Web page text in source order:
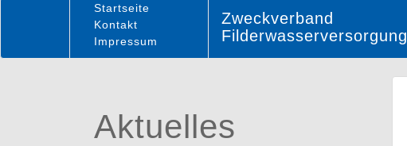
Startseite
Kontakt
Impressum
Zweckverband
Filderwasserversorgung
Aktuelles